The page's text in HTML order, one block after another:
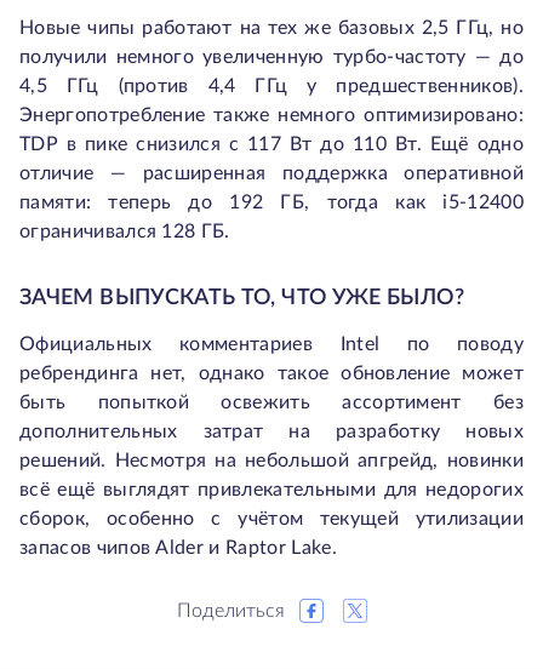
Новые чипы работают на тех же базовых 2,5 ГГц, но
получили немного увеличенную турбо-частоту — до
4,5 ГГц (против 4,4 ГГц у предшественников).
Энергопотребление также немного оптимизировано:
TDP в пике снизился с 117 Вт до 110 Вт. Ещё одно
отличие — расширенная поддержка оперативной
памяти: теперь до 192 ГБ, тогда как i5-12400
ограничивался 128 ГБ.
ЗАЧЕМ ВЫПУСКАТЬ ТО, ЧТО УЖЕ БЫЛО?
Официальных комментариев Intel по поводу
ребрендинга нет, однако такое обновление может
быть попыткой освежить ассортимент без
дополнительных затрат на разработку новых
решений. Несмотря на небольшой апгрейд, новинки
всё ещё выглядят привлекательными для недорогих
сборок, особенно с учётом текущей утилизации
запасов чипов Alder и Raptor Lake.
Поделиться